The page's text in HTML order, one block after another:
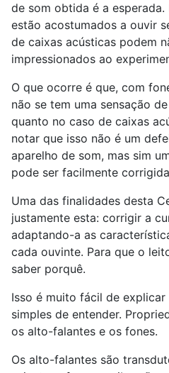
de som obtida é a esperada.
estão acostumados a ouvir
de caixas acústicas podem
impressionados ao
O que ocorre é que, com
não se tem uma sensação
quanto no caso de caixas
notar que isso não é um
aparelho de som, mas sim
pode ser facilmente
Uma das finalidades desta
justamente esta: corrigir a
adaptando-a as
cada ouvinte. Para que o
saber porquê.
Isso é muito fácil de
simples de entender.
os alto-falantes e os fones.
Os alto-falantes são